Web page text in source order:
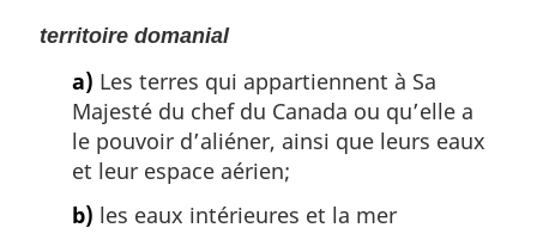
territoire domanial
a) Les terres qui appartiennent à Sa
Majesté du chef du Canada ou qu’elle a
le pouvoir d’aliéner, ainsi que leurs eaux
et leur espace aérien;
b) les eaux intérieures et la mer